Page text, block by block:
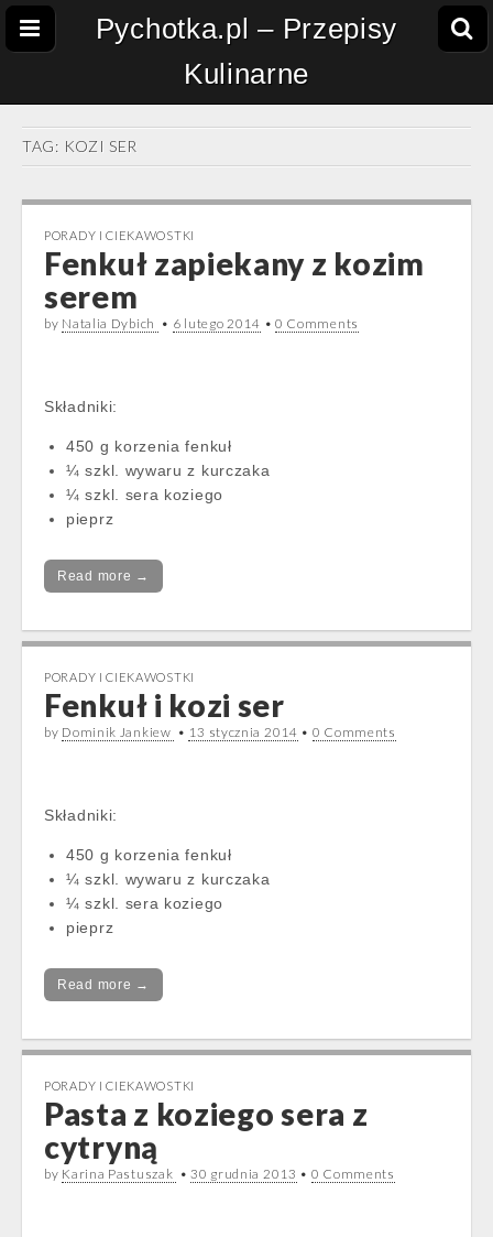
Pychotka.pl – Przepisy
Kulinarne
TAG: KOZI SER
PORADY I CIEKAWOSTKI
Fenkuł zapiekany z kozim
serem
by Natalia Dybich • 6 lutego 2014 • 0 Comments
Składniki:
450 g korzenia fenkuł
¼ szkl. wywaru z kurczaka
¼ szkl. sera koziego
pieprz
Read more →
PORADY I CIEKAWOSTKI
Fenkuł i kozi ser
by Dominik Jankiew • 13 stycznia 2014 • 0 Comments
Składniki:
450 g korzenia fenkuł
¼ szkl. wywaru z kurczaka
¼ szkl. sera koziego
pieprz
Read more →
PORADY I CIEKAWOSTKI
Pasta z koziego sera z
cytryną
by Karina Pastuszak •30 grudnia 2013 • 0 Comments